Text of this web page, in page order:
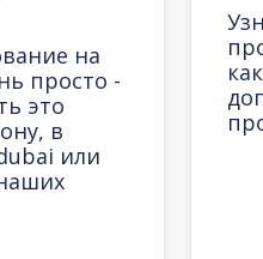
на
просто -
это
в
или